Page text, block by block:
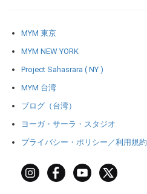
MYM 東京
MYM NEW YORK
Project Sahasrara ( NY )
MYM 台湾
ブログ（台湾）
ヨーガ・サーラ・スタジオ
プライバシー・ポリシー／利用規約